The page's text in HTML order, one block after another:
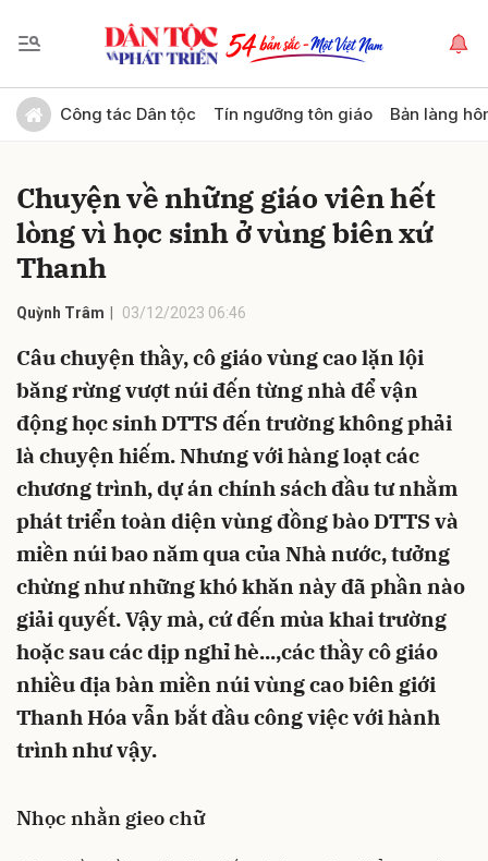
Công tác Dân tộc Tín ngưỡng tôn giáo Bản làng
Chuyện về những giáo viên hết
lòng vì học sinh ở vùng biên xứ
Thanh
Quỳnh Trâm 03/12/2023 06:46
Câu chuyện thầy, cô giáo vùng cao lặn lội
băng rừng vượt núi đến từng nhà để vận
động học sinh DTTS đến trường không phải
là chuyện hiếm. Nhưng với hàng loạt các
chương trình, dự án chính sách đầu tư nhằm
phát triển toàn diện vùng đồng bào DTTS và
miền núi bao năm qua của Nhà nước, tưởng
chừng như những khó khăn này đã phần nào
giải quyết. Vậy mà, cứ đến mùa khai trường
hoặc sau các dịp nghỉ hè...,các thầy cô giáo
nhiều địa bàn miền núi vùng cao biên giới
Thanh Hóa vẫn bắt đầu công việc với hành
trình như vậy.
Nhọc nhằn gieo chữ
Gửi bình luận